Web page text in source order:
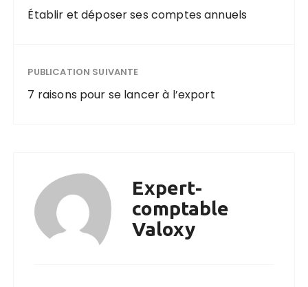
Établir et déposer ses comptes annuels
PUBLICATION SUIVANTE
7 raisons pour se lancer à l’export
Expert-
comptable
Valoxy